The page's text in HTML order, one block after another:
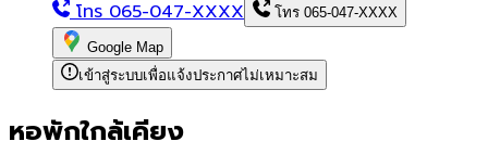
โทร065-047-XXXX โทร 065-047-XXXX
Google Map
เข้าสู่ระบบเพื่อแจ้งประกาศไม่เหมาะสม
หอพักใกล้เคียง